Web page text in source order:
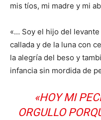
mis tíos, mi madre y mi
«… Soy el hijo del
callada y de la luna con
la alegría del beso y
infancia sin mordida de
«HOY MI
ORGULLO